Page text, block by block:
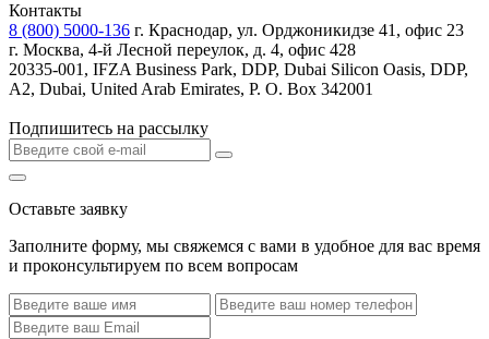
Контакты
8 (800) 5000-136 г. Краснодар, ул. Орджоникидзе 41, офис 23
г. Москва, 4-й Лесной переулок, д. 4, офис 428
20335-001, IFZA Business Park, DDP, Dubai Silicon Oasis, DDP,
A2, Dubai, United Arab Emirates, P. O. Box 342001
Подпишитесь на рассылку
Оставьте заявку
Заполните форму, мы свяжемся с вами в удобное для вас время
и проконсультируем по всем вопросам